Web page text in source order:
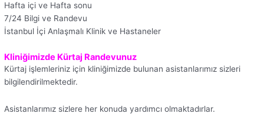
Hafta içi ve Hafta sonu
7/24 Bilgi ve Randevu
İstanbul İçi Anlaşmalı Klinik ve Hastaneler
Kliniğimizde Kürtaj Randevunuz
Kürtaj işlemleriniz için kliniğimizde bulunan asistanlarımız sizleri
bilgilendirilmektedir.
Asistanlarımız sizlere her konuda yardımcı olmaktadırlar.